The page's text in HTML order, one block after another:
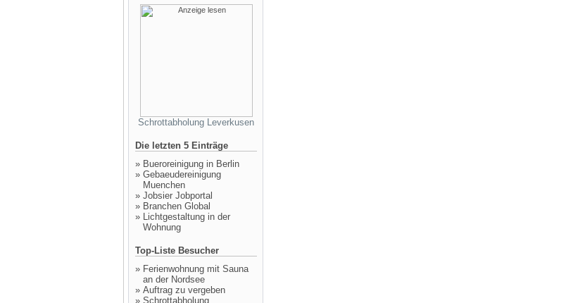
Schrottabholung Leverkusen
Die letzten 5 Einträge
» Bueroreinigung in Berlin
» Gebaeudereinigung
Muenchen
» Jobsier Jobportal
» Branchen Global
» Lichtgestaltung in der
Wohnung
Top-Liste Besucher
» Ferienwohnung mit Sauna
an der Nordsee
» Auftrag zu vergeben
» Schrottabholung